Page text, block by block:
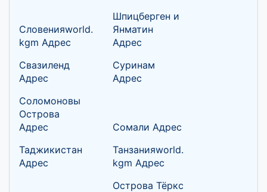
Словенияworld.
kgm Адрес
Шпицберген и
Янматин
Адрес
Свазиленд
Адрес
Суринам
Адрес
Соломоновы
Острова
Адрес
Сомали Адрес
Таджикистан
Адрес
Танзанияworld.
kgm Адрес
Острова Тёркс